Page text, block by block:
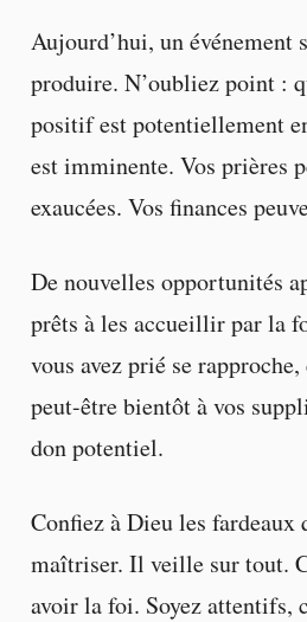
Aujourd’hui, un événement
produire. N’oubliez point :
positif est potentiellement
est imminente. Vos prières
exaucées. Vos finances
De nouvelles opportunités
prêts à les accueillir par la
vous avez prié se
peut-être bientôt à vos
don potentiel.
Confiez à Dieu les fardeaux
maîtriser. Il veille sur tout.
avoir la foi. Soyez attentifs,